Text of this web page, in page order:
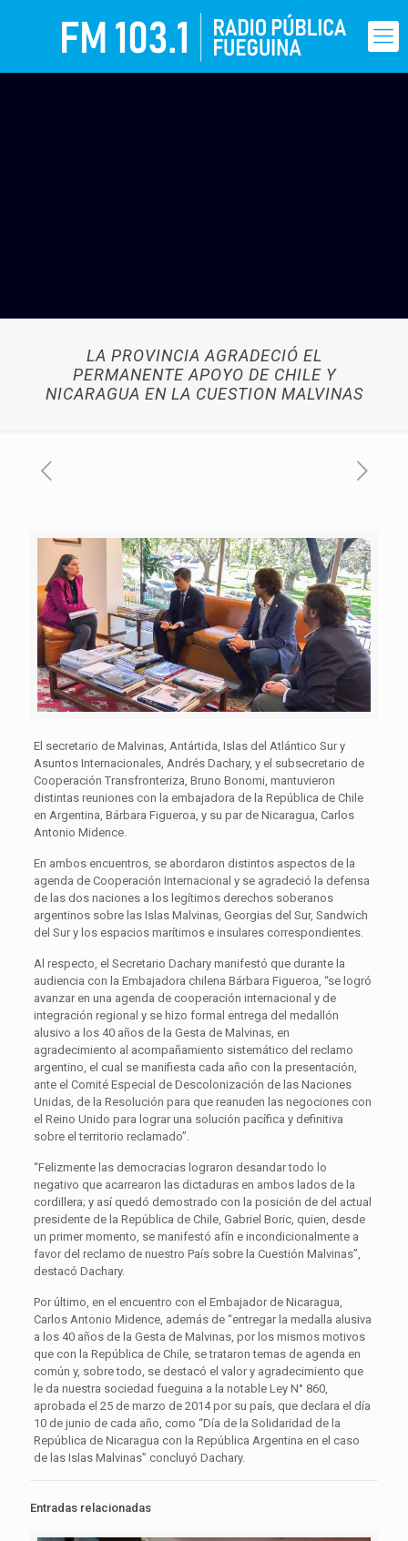
LA PROVINCIA AGRADECIÓ EL
PERMANENTE APOYO DE CHILE Y
NICARAGUA EN LA CUESTION MALVINAS
El secretario de Malvinas, Antártida, Islas del Atlántico Sur y
Asuntos Internacionales, Andrés Dachary, y el subsecretario de
Cooperación Transfronteriza, Bruno Bonomi, mantuvieron
distintas reuniones con la embajadora de la República de Chile
en Argentina, Bárbara Figueroa, y su par de Nicaragua, Carlos
Antonio Midence.
En ambos encuentros, se abordaron distintos aspectos de la
agenda de Cooperación Internacional y se agradeció la defensa
de las dos naciones a los legítimos derechos soberanos
argentinos sobre las Islas Malvinas, Georgias del Sur, Sandwich
del Sur y los espacios marítimos e insulares correspondientes.
Al respecto, el Secretario Dachary manifestó que durante la
audiencia con la Embajadora chilena Bárbara Figueroa, “se logró
avanzar en una agenda de cooperación internacional y de
integración regional y se hizo formal entrega del medallón
alusivo a los 40 años de la Gesta de Malvinas, en
agradecimiento al acompañamiento sistemático del reclamo
argentino, el cual se manifiesta cada año con la presentación,
ante el Comité Especial de Descolonización de las Naciones
Unidas, de la Resolución para que reanuden las negociones con
el Reino Unido para lograr una solución pacífica y definitiva
sobre el territorio reclamado”.
“Felizmente las democracias lograron desandar todo lo
negativo que acarrearon las dictaduras en ambos lados de la
cordillera; y así quedó demostrado con la posición de del actual
presidente de la República de Chile, Gabriel Boric, quien, desde
un primer momento, se manifestó afín e incondicionalmente a
favor del reclamo de nuestro País sobre la Cuestión Malvinas”,
destacó Dachary.
Por último, en el encuentro con el Embajador de Nicaragua,
Carlos Antonio Midence, además de “entregar la medalla alusiva
a los 40 años de la Gesta de Malvinas, por los mismos motivos
que con la República de Chile, se trataron temas de agenda en
común y, sobre todo, se destacó el valor y agradecimiento que
le da nuestra sociedad fueguina a la notable Ley N° 860,
aprobada el 25 de marzo de 2014 por su país, que declara el día
10 de junio de cada año, como “Día de la Solidaridad de la
República de Nicaragua con la República Argentina en el caso
de las Islas Malvinas” concluyó Dachary.
Entradas relacionadas